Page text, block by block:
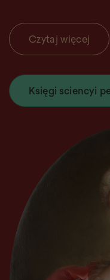
Czytaj więcej
Księgi sciencyi